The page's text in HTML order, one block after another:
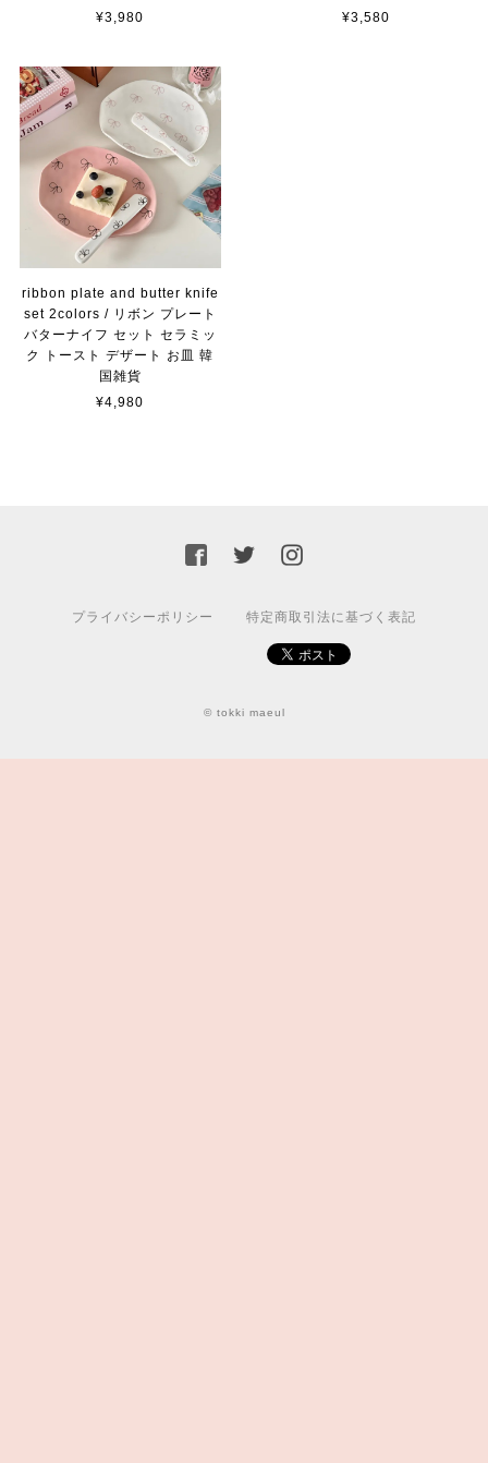
¥3,980
¥3,580
ribbon plate and butter knife
set 2colors / リボン プレート
バターナイフ セット セラミッ
ク トースト デザート お皿 韓
国雑貨
¥4,980
プライバシーポリシー 特定商取引法に基づく表記
© tokki maeul